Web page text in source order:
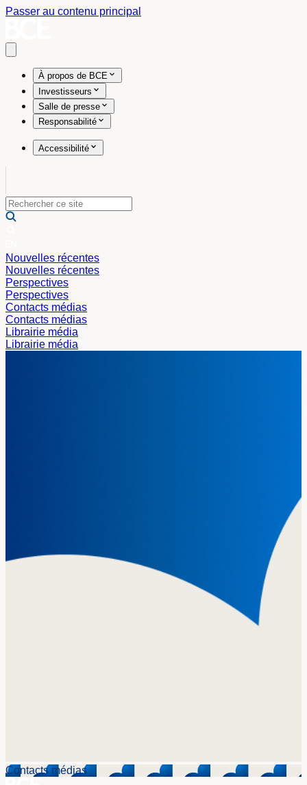
Passer au contenu principal
À propos de BCE
Investisseurs
Salle de presse
Responsabilité
Accessibilité
Nouvelles récentes
Nouvelles récentes
Perspectives
Perspectives
Contacts médias
Contacts médias
Librairie média
Librairie média
Contacts médias